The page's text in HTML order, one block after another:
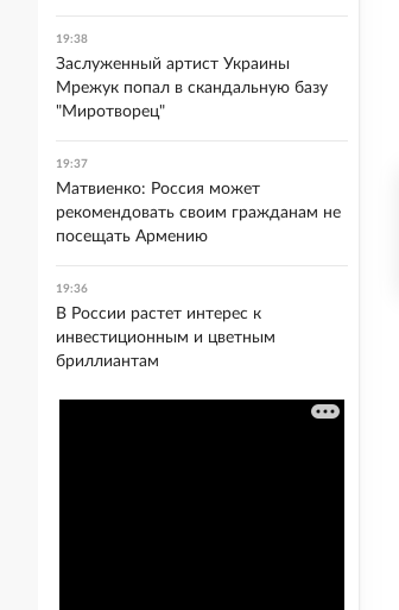
19:38
Заслуженный артист Украины
Мрежук попал в скандальную базу
"Миротворец"
19:37
Матвиенко: Россия может
рекомендовать своим гражданам не
посещать Армению
19:36
В России растет интерес к
инвестиционным и цветным
бриллиантам